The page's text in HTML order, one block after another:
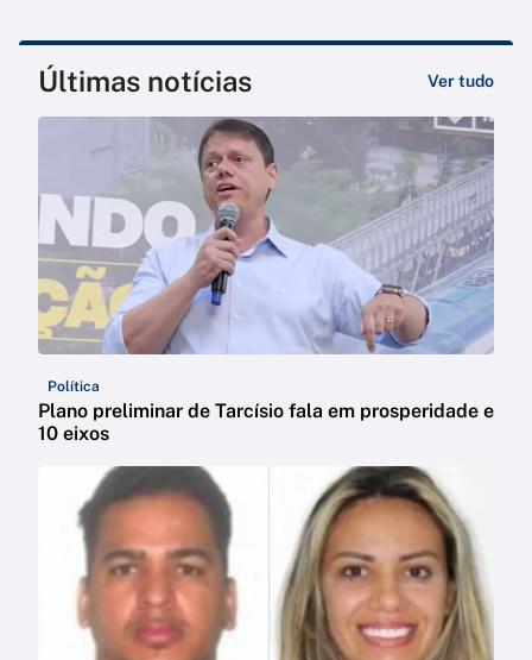
Últimas notícias Ver tudo
Política
Plano preliminar de Tarcísio fala em prosperidade e
10 eixos